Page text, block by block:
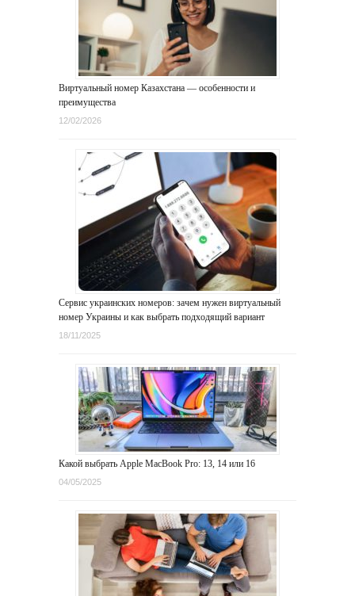
Виртуальный номер Казахстана — особенности и
преимущества
12/02/2026
Сервис украинских номеров: зачем нужен виртуальный
номер Украины и как выбрать подходящий вариант
18/11/2025
Какой выбрать Apple MacBook Pro: 13, 14 или 16
04/05/2025